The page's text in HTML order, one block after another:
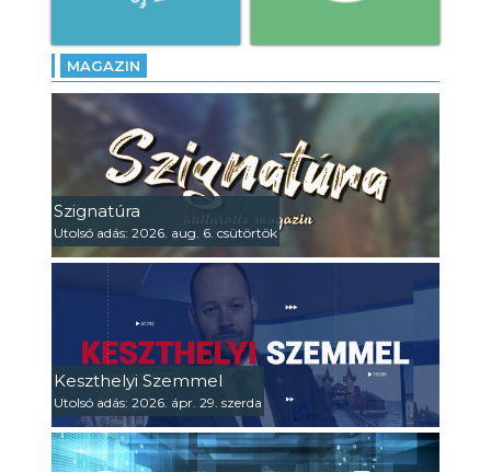
MAGAZIN
Szignatúra
Utolsó adás: 2026. aug. 6. csütörtök
Keszthelyi Szemmel
Utolsó adás: 2026. ápr. 29. szerda